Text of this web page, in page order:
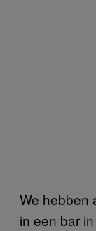
We hebben
in een bar